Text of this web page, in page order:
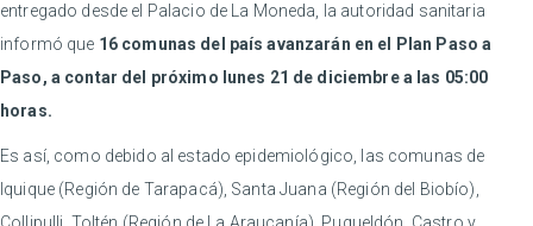
entregado desde el Palacio de La Moneda, la autoridad sanitaria
informó que 16 comunas del país avanzarán en el Plan Paso a
Paso, a contar del próximo lunes 21 de diciembre a las 05:00
horas.
Es así, como debido al estado epidemiológico, las comunas de
Iquique (Región de Tarapacá), Santa Juana (Región del Biobío),